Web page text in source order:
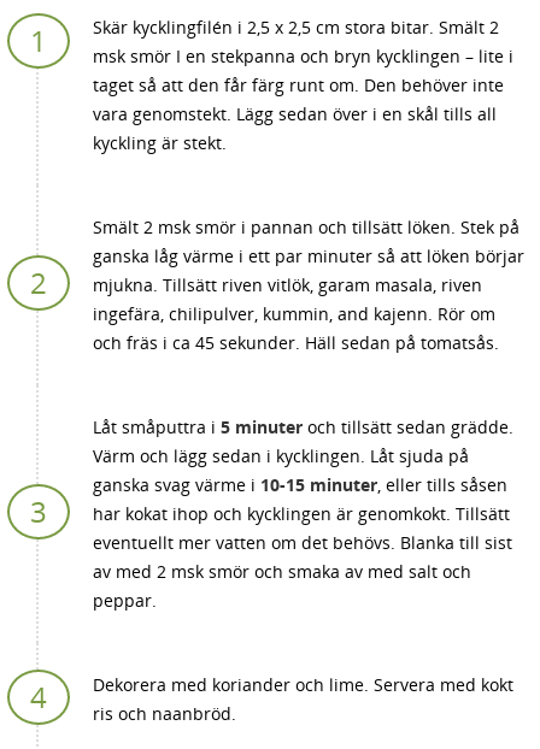
Skär kycklingfilén i 2,5 x 2,5 cm stora bitar. Smält 2
msk smör I en stekpanna och bryn kycklingen – lite i
taget så att den får färg runt om. Den behöver inte
vara genomstekt. Lägg sedan över i en skål tills all
kyckling är stekt.
Smält 2 msk smör i pannan och tillsätt löken. Stek på
ganska låg värme i ett par minuter så att löken börjar
mjukna. Tillsätt riven vitlök, garam masala, riven
ingefära, chilipulver, kummin, and kajenn. Rör om
och fräs i ca 45 sekunder. Häll sedan på tomatsås.
Låt småputtra i 5 minuter och tillsätt sedan grädde.
Värm och lägg sedan i kycklingen. Låt sjuda på
ganska svag värme i 10-15 minuter, eller tills såsen
har kokat ihop och kycklingen är genomkokt. Tillsätt
eventuellt mer vatten om det behövs. Blanka till sist
av med 2 msk smör och smaka av med salt och
peppar.
Dekorera med koriander och lime. Servera med kokt
ris och naanbröd.